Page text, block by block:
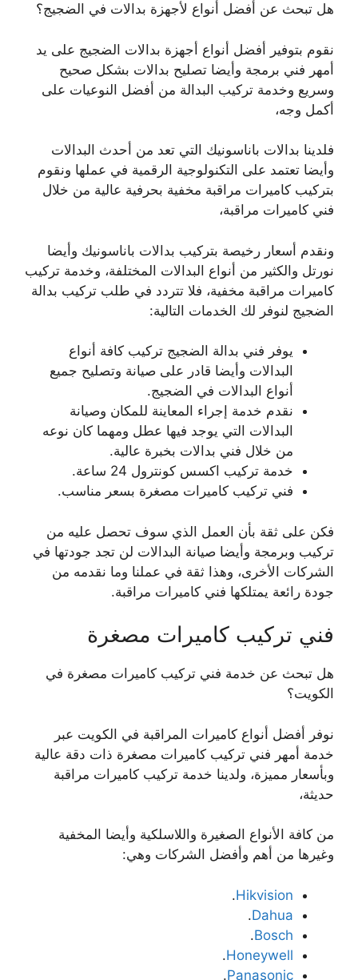
هل تبحث عن أفضل أنواع لأجهزة بدالات في الضجيج؟
نقوم بتوفير أفضل أنواع أجهزة بدالات الضجيج على يد
أمهر فني برمجة وأيضا تصليح بدالات بشكل صحيح
وسريع وخدمة تركيب البدالة من أفضل النوعيات على
أكمل وجه،
فلدينا بدالات باناسونيك التي تعد من أحدث البدالات
وأيضا تعتمد على التكنولوجية الرقمية في عملها ونقوم
بتركيب كاميرات مراقبة مخفية بحرفية عالية من خلال
فني كاميرات مراقبة،
ونقدم أسعار رخيصة بتركيب بدالات باناسونيك وأيضا
نورتل والكثير من أنواع البدالات المختلفة، وخدمة تركيب
كاميرات مراقبة مخفية، فلا تتردد في طلب تركيب بدالة
الضجيج لنوفر لك الخدمات التالية:
يوفر فني بدالة الضجيج تركيب كافة أنواع
البدالات وأيضا قادر على صيانة وتصليح جميع
أنواع البدالات في الضجيج.
نقدم خدمة إجراء المعاينة للمكان وصيانة
البدالات التي يوجد فيها عطل ومهما كان نوعه
من خلال فني بدالات بخبرة عالية.
خدمة تركيب اكسس كونترول 24 ساعة.
فني تركيب كاميرات مصغرة بسعر مناسب.
فكن على ثقة بأن العمل الذي سوف تحصل عليه من
تركيب وبرمجة وأيضا صيانة البدالات لن تجد جودتها في
الشركات الأخرى، وهذا ثقة في عملنا وما نقدمه من
جودة رائعة يمتلكها فني كاميرات مراقبة.
فني تركيب كاميرات مصغرة
هل تبحث عن خدمة فني تركيب كاميرات مصغرة في
الكويت؟
نوفر أفضل أنواع كاميرات المراقبة في الكويت عبر
خدمة أمهر فني تركيب كاميرات مصغرة ذات دقة عالية
وبأسعار مميزة، ولدينا خدمة تركيب كاميرات مراقبة
حديثة،
من كافة الأنواع الصغيرة واللاسلكية وأيضا المخفية
وغيرها من أهم وأفضل الشركات وهي:
Hikvision
.
Dahua
.
Bosch
.
Honeywell
.
Panasonic
.